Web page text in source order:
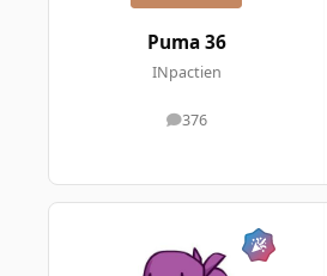
Puma 36
INpactien
376
messages